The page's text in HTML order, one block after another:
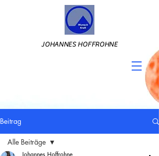
JOHANNES HOFFROHNE
Beitrag
Alle Beiträge
Johannes Hoffrohne